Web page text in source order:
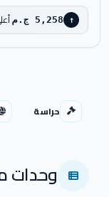
↑ 5,258 ج.م
حراسة
وحدات